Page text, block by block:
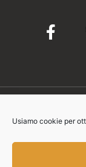
Usiamo cookie per